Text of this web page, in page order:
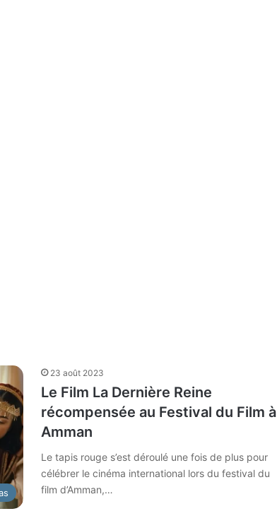
23 août 2023
Le Film La Dernière Reine
récompensée au Festival du Film à
Amman
Le tapis rouge s’est déroulé une fois de plus pour
célébrer le cinéma international lors du festival du
film d’Amman,…